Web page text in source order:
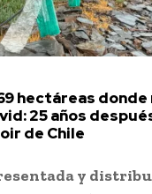
hectáreas donde
25 años
de Chile
y